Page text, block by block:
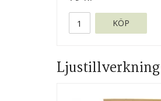
KÖP
Ljustillverkning